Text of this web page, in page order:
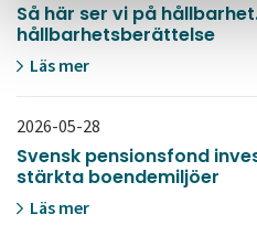
Så här ser vi på
hållbarhetsberättelse
Läs mer
2026-05-28
Svensk pensionsfond
stärkta boendemiljöer
Läs mer